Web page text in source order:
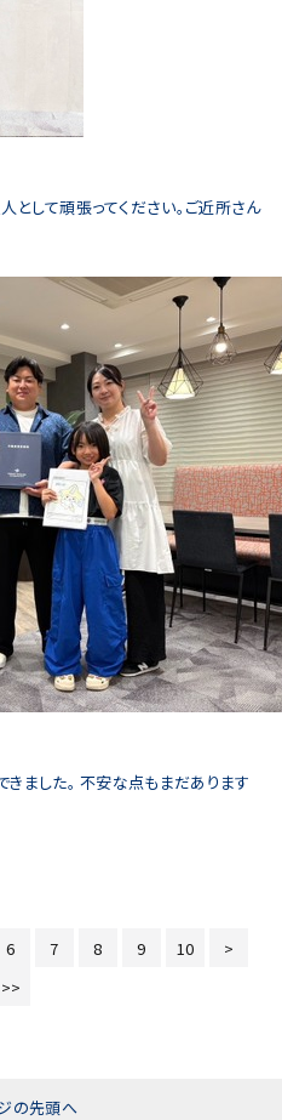
として頑張ってください。ご近所さん
ました。 不安な点もまだあります
6 7 8 9 10
>
>>
の先頭へ